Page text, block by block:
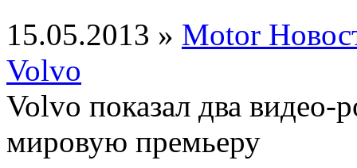
15.05.2013 » Motor
Volvo
Volvo показал два
мировую премьеру